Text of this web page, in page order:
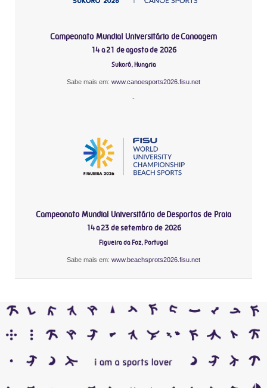
Campeonato Mundial Universitário de Canoagem
14 a 21 de agosto de 2026
Sukoró, Hungria
Sabe mais em: www.canoesports2026.fisu.net
-
Campeonato Mundial Universitário de Desportos de Praia
14 a 23 de setembro de 2026
Figueira da Foz, Portugal
Sabe mais em: www.beachsprots2026.fisu.net